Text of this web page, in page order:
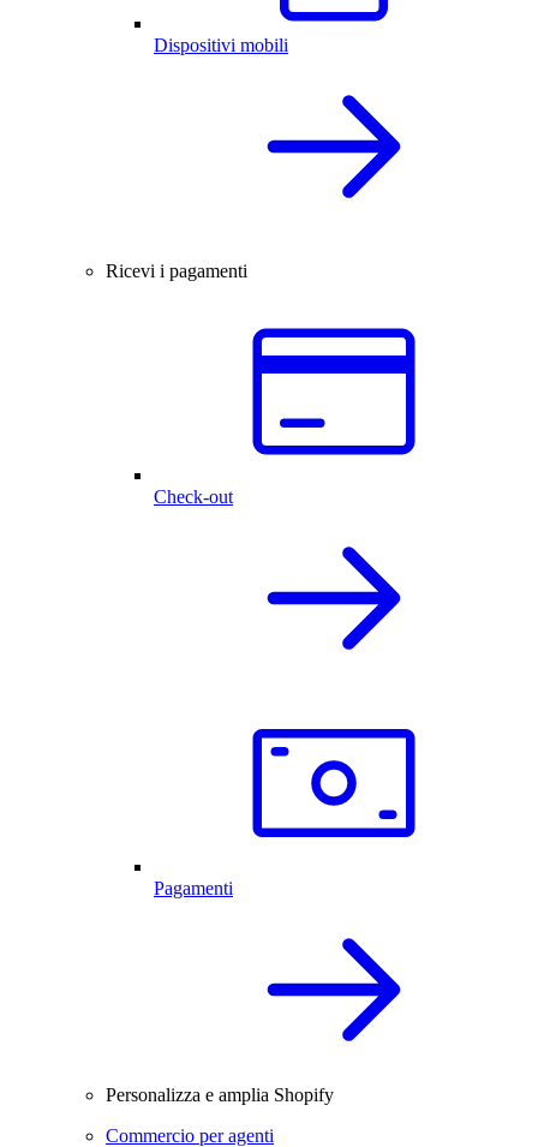
Dispositivi mobili
Ricevi i pagamenti
Check-out
Pagamenti
Personalizza e amplia Shopify
Commercio per agenti